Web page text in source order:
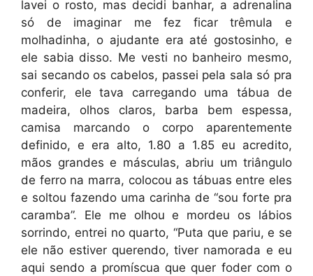
lavei o rosto, mas decidi banhar, a adrenalina
só de imaginar me fez ficar trêmula e
molhadinha, o ajudante era até gostosinho, e
ele sabia disso. Me vesti no banheiro mesmo,
sai secando os cabelos, passei pela sala só pra
conferir, ele tava carregando uma tábua de
madeira, olhos claros, barba bem espessa,
camisa marcando o corpo aparentemente
definido, e era alto, 1.80 a 1.85 eu acredito,
mãos grandes e másculas, abriu um triângulo
de ferro na marra, colocou as tábuas entre eles
e soltou fazendo uma carinha de “sou forte pra
caramba”. Ele me olhou e mordeu os lábios
sorrindo, entrei no quarto, “Puta que pariu, e se
ele não estiver querendo, tiver namorada e eu
aqui sendo a promíscua que quer foder com o